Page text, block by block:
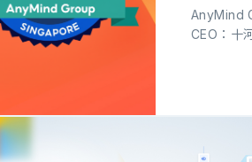
AnyMind
CEO：十
よび専門